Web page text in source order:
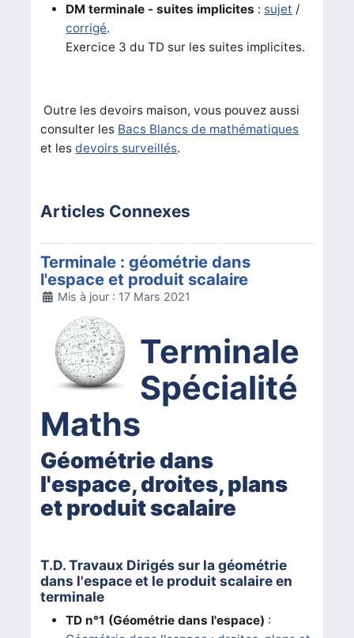
DM terminale - suites implicites : sujet /
corrigé.
Exercice 3 du TD sur les suites implicites.
Outre les devoirs maison, vous pouvez aussi
consulter les Bacs Blancs de mathématiques
et lesdevoirs surveillés.
Articles Connexes
Terminale : géométrie dans
l'espace et produit scalaire
DétailsMis à jour : 17 Mars 2021
Terminale
Spécialité
Maths
Géométrie dans
l'espace, droites, plans
et produit scalaire
T.D. Travaux Dirigés sur la géométrie
dans l'espace et le produit scalaire en
terminale
TD n°1 (Géométrie dans l'espace) :